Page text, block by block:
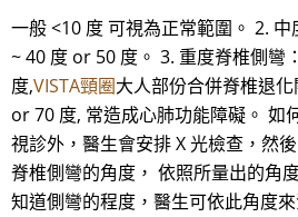
一般 <10 度 可視為正常範圍。 2.
~ 40 度 or 50 度。 3. 重度脊椎側彎
度,VISTA頸圈大人部份合併脊椎退
or 70 度, 常造成心肺功能障礙。 如
視診外，醫生會安排 X 光檢查，然
脊椎側彎的角度， 依照所量出的角
知道側彎的程度，醫生可依此角度